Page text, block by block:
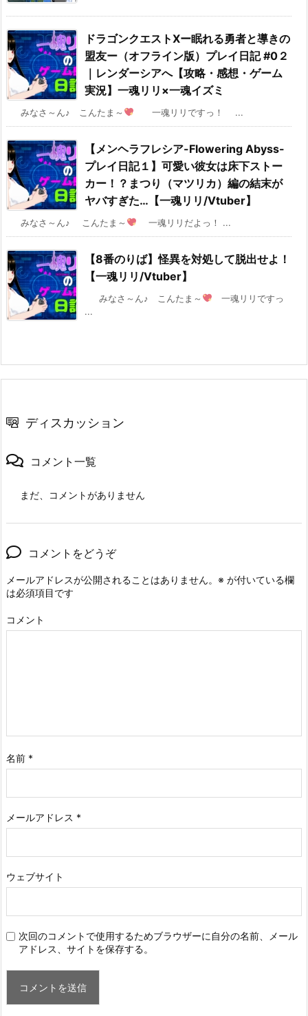
ドラゴンクエストⅩー眠れる勇者と導きの
盟友ー（オフライン版）プレイ日記 #0２
｜レンダーシアへ【攻略・感想・ゲーム
実況】一魂リリ×一魂イズミ
みなさ～ん♪ こんたま～ 一魂リリですっ！ ...
【メンヘラフレシア-Flowering Abyss-
プレイ日記１】可愛い彼女は床下ストー
カー！？まつり（マツリカ）編の結末が
ヤバすぎた…【一魂リリ/Vtuber】
みなさ～ん♪ こんたま～ 一魂リリだよっ！ ...
【8番のりば】怪異を対処して脱出せよ！
【一魂リリ/Vtuber】
みなさ～ん♪ こんたま～
一魂リリですっ
...
ディスカッション
コメント一覧
まだ、コメントがありません
コメントをどうぞ
メールアドレスが公開されることはありません。 ※ が付いている欄
は必須項目です
コメント
名前 *
メールアドレス *
ウェブサイト
次回のコメントで使用するためブラウザーに自分の名前、メール
アドレス、サイトを保存する。